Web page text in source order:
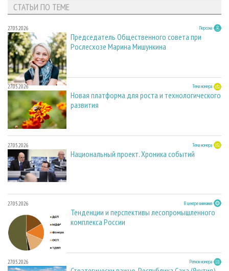
СТАТЬИ ПО ТЕМЕ
27.05.2026 Персона
Председатель Общественного совета при
Рослесхозе Марина Мишункина
27.05.2026 Тема номера
Новая платформа для роста и технологического
развития
27.05.2026 Тема номера
Национальный проект. Хроника событий
27.05.2026 В центре внимания
Тенденции и перспективы лесопромышленного
комплекса России
27.05.2026 Регион номера